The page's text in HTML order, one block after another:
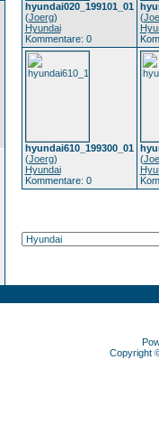
hyundai020_199101_01
(Joerg)
Hyundai
Kommentare: 0
(
hyundai610_199300_01
(Joerg)
Hyundai
Kommentare: 0
(
Copyright